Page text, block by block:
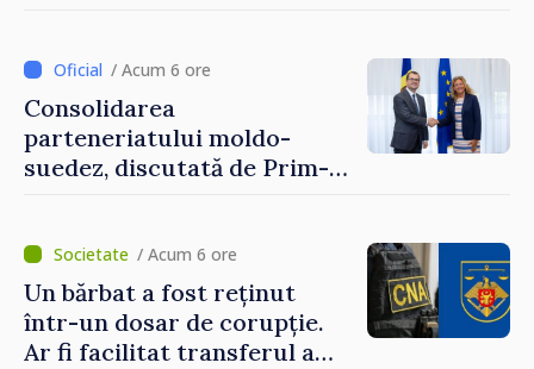
/ Acum 6 ore
Consolidarea
parteneriatului moldo-
suedez, discutată de Prim-
Petra Lärke/ Acum 6 ore
Un bărbat a fost reținut
într-un dosar de corupție.
Ar fi facilitat transferul a